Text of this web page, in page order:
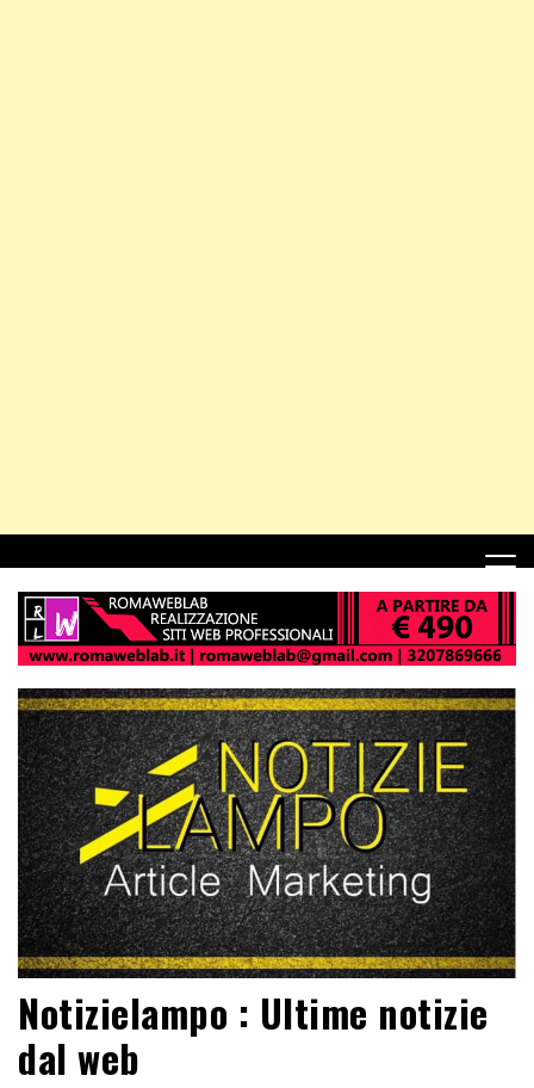
Notizielampo : Ultime notizie
dal web